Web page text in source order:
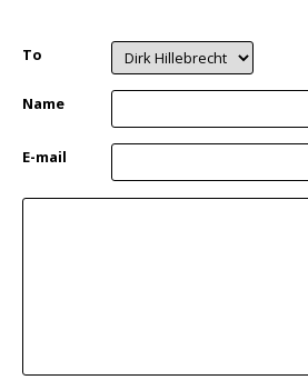
To
Name
E-mail